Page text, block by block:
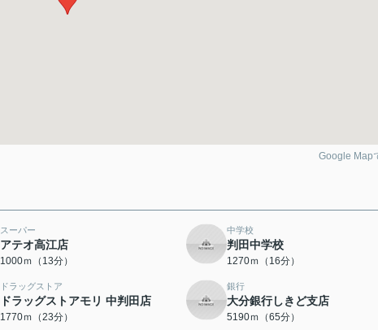
Google Map
スーパー
アテオ高江店
1000ｍ（13分）
中学校
判田中学校
1270ｍ（16分）
ドラッグストア
ドラッグストアモリ 中判田店
1770ｍ（23分）
銀行
大分銀行しきど支店
5190ｍ（65分）